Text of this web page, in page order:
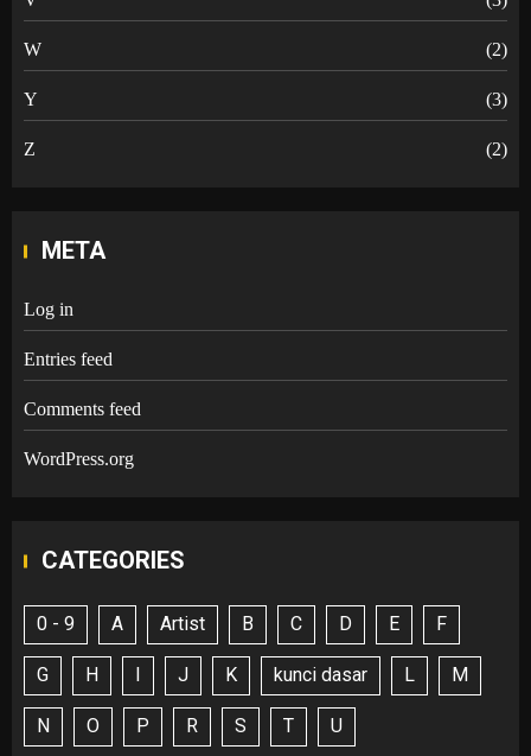
W (2)
Y (3)
Z (2)
META
Log in
Entries feed
Comments feed
WordPress.org
CATEGORIES
0 - 9 A Artist B C D E F
G H I J K kunci dasar L M
N O P R S T U